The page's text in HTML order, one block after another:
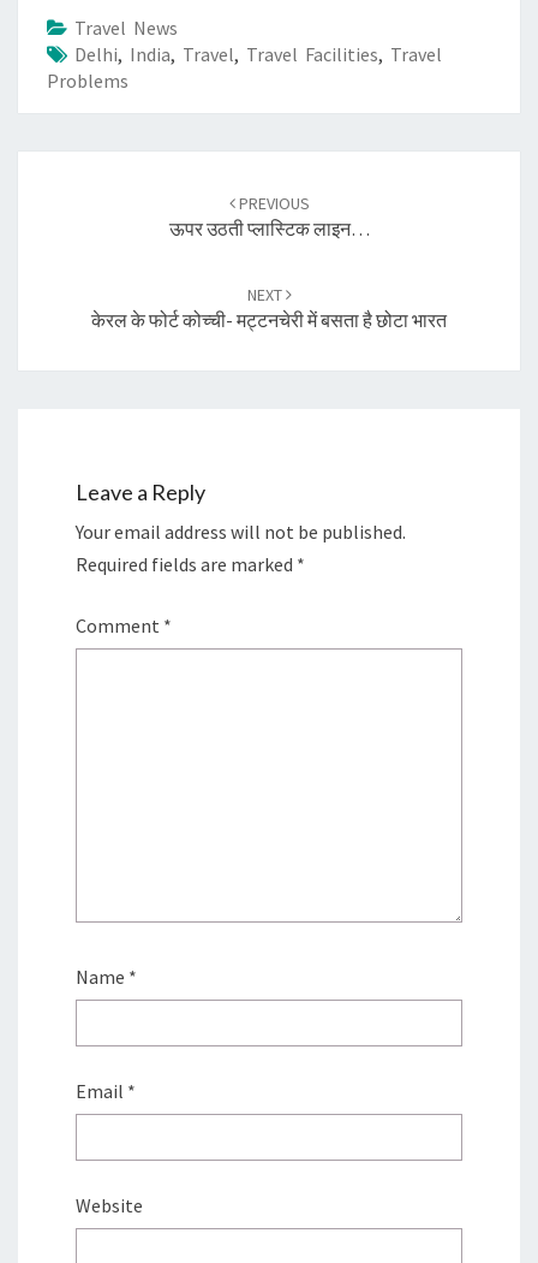
Travel News
Delhi, India, Travel, Travel Facilities, Travel
Problems
PREVIOUS
ऊपर उठती प्लास्टिक लाइन…
NEXT
केरल के फोर्ट कोच्ची- मट्टनचेरी में बसता है छोटा भारत
Leave a Reply
Your email address will not be published.
Required fields are marked *
Comment *
Name *
Email *
Website